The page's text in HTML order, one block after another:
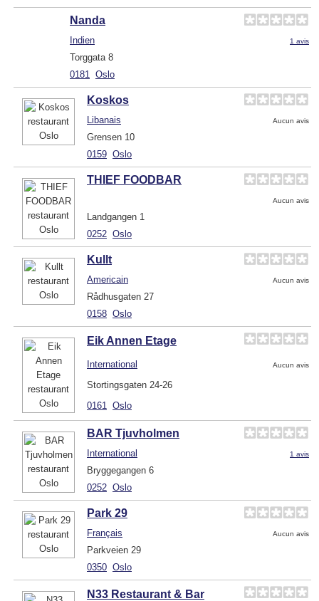
Nanda
Indien 1 avis
Torggata 8
0181
Oslo
Koskos
Libanais Aucun avis
Grensen 10
0159 Oslo
THIEF FOODBAR
Aucun avis
Landgangen 1
0252 Oslo
Kullt
Americain Aucun avis
Rådhusgaten 27
0158 Oslo
Eik Annen Etage
International Aucun avis
Stortingsgaten 24-26
0161
Oslo
BAR Tjuvholmen
International 1 avis
Bryggegangen 6
0252 Oslo
Park 29
Français Aucun avis
Parkveien 29
0350 Oslo
N33 Restaurant & Bar